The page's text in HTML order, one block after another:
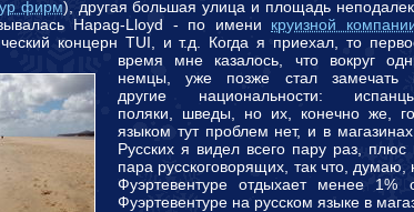
фирм), другая большая улица и площадь
Hapag-Lloyd - по имени круизной
концерн TUI, и т.д. Когда я приехал, то
время мне казалось, что вокруг
немцы, уже позже стал замечать
другие национальности:
поляки, шведы, но их, конечно же,
языком тут проблем нет, и в
Русских я видел всего пару раз,
пара русскоговорящих, так что,
Фуэртевентуре отдыхает менее
Фуэртевентуре на русском языке в